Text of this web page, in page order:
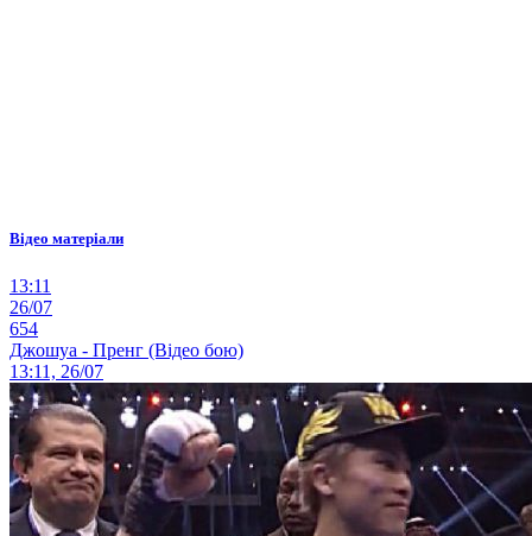
Відео матеріали
13:11
26/07
654
Джошуа - Пренг (Відео бою)
13:11, 26/07